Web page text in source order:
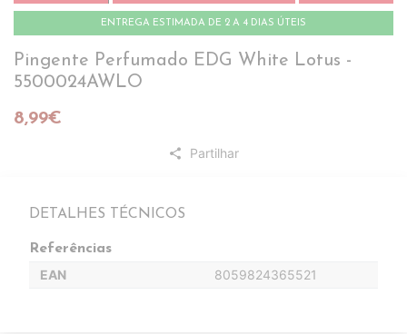
ENTREGA ESTIMADA DE 2 A 4 DIAS ÚTEIS
Pingente Perfumado EDG White Lotus -
5500024AWLO
8,99€
share Partilhar
DETALHES TÉCNICOS
Referências
EAN 8059824365521